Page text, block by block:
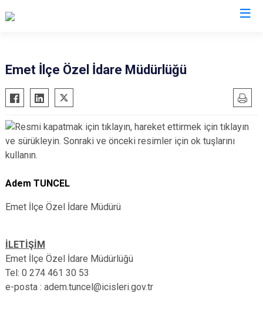
Emet İlçe Özel İdare Müdürlüğü
Adem TUNCEL
Emet İlçe Özel İdare Müdürü
İLETİŞİM
Emet İlçe Özel İdare Müdürlüğü
Tel: 0 274 461 30 53
e-posta : adem.tuncel@icisleri.gov.tr